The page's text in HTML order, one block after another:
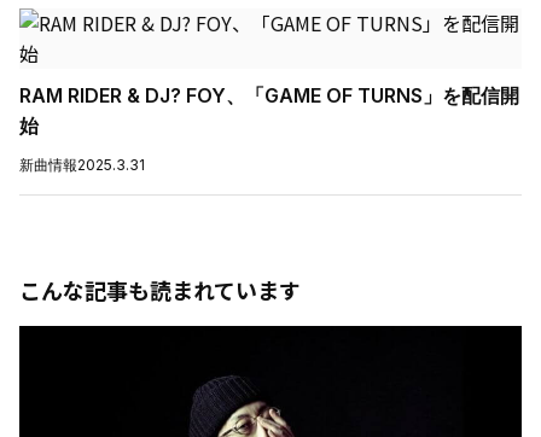
RAM RIDER & DJ? FOY、「GAME OF TURNS」を配信開
始
新曲情報2025.3.31
こんな記事も読まれています